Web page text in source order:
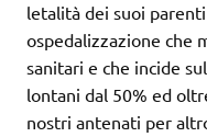
letalità dei suoi parenti
ospedalizzazione che
sanitari e che incide
lontani dal 50% ed
nostri antenati per